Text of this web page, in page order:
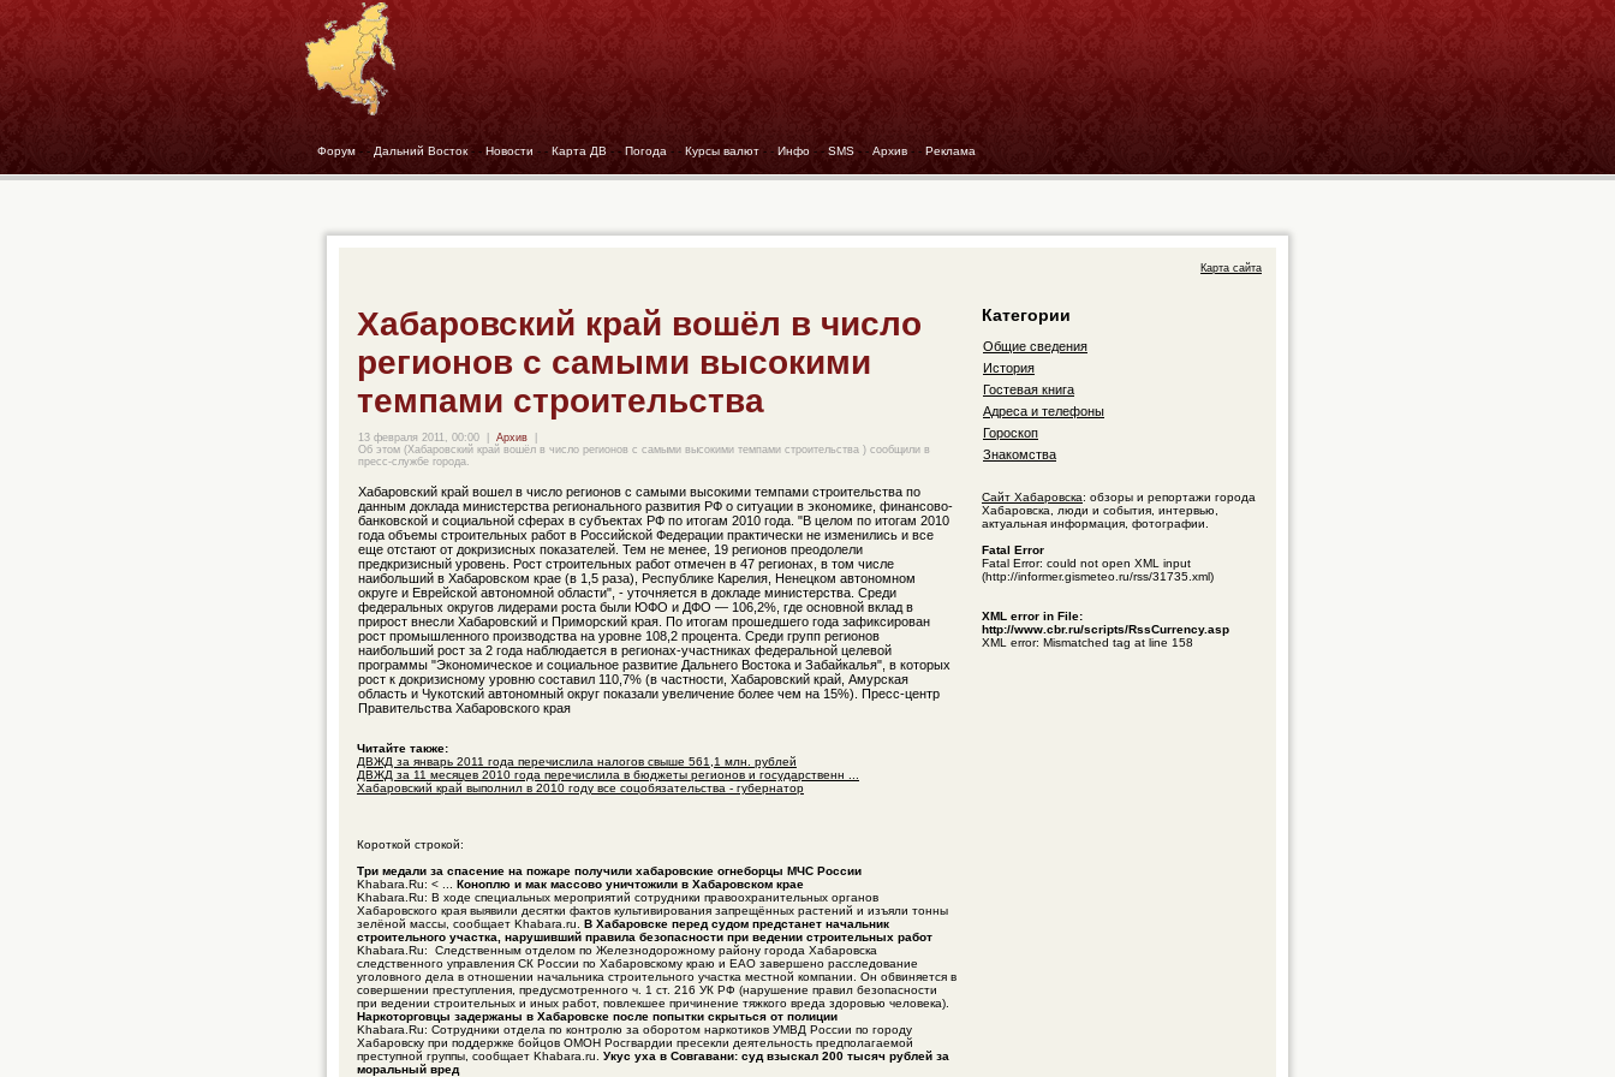
Форум - - Дальний Восток- - Новости - - Карта ДВ - - Погода - - Курсы валют - - Инфо - - SMS - - Архив - - Реклама
Карта сайта
Хабаровский край вошёл в число
регионов с самыми высокими
темпами строительства
13 февраля 2011, 00:00 Архив
Об этом (Хабаровский край вошёл в число регионов с самыми высокими темпами строительства ) сообщили в
пресс-службе города.
Хабаровский край вошел в число регионов с самыми высокими темпами строительства по
данным доклада министерства регионального развития РФ о ситуации в экономике, финансово-
банковской и социальной сферах в субъектах РФ по итогам 2010 года. "В целом по итогам 2010
года объемы строительных работ в Российской Федерации практически не изменились и все
еще отстают от докризисных показателей. Тем не менее, 19 регионов преодолели
предкризисный уровень. Рост строительных работ отмечен в 47 регионах, в том числе
наибольший в Хабаровском крае (в 1,5 раза), Республике Карелия, Ненецком автономном
округе и Еврейской автономной области", - уточняется в докладе министерства. Среди
федеральных округов лидерами роста были ЮФО и ДФО — 106,2%, где основной вклад в
прирост внесли Хабаровский и Приморский края. По итогам прошедшего года зафиксирован
рост промышленного производства на уровне 108,2 процента. Среди групп регионов
наибольший рост за 2 года наблюдается в регионах-участниках федеральной целевой
программы "Экономическое и социальное развитие Дальнего Востока и Забайкалья", в которых
рост к докризисному уровню составил 110,7% (в частности, Хабаровский край, Амурская
область и Чукотский автономный округ показали увеличение более чем на 15%). Пресс-центр
Правительства Хабаровского края
Читайте также:
ДВЖД за январь 2011 года перечислила налогов свыше 561,1 млн. рублей
ДВЖД за 11 месяцев 2010 года перечислила в бюджеты регионов и государственн ...
Хабаровский край выполнил в 2010 году все соцобязательства - губернатор
Короткой строкой:
Три медали за спасение на пожаре получили хабаровские огнеборцы МЧС России
Khabara.Ru: < ... Коноплю и мак массово уничтожили в Хабаровском крае
Khabara.Ru: В ходе специальных мероприятий сотрудники правоохранительных органов
Хабаровского края выявили десятки фактов культивирования запрещённых растений и изъяли тонны
зелёной массы, сообщает Khabara.ru. В Хабаровске перед судом предстанет начальник
строительного участка, нарушивший правила безопасности при ведении строительных работ
Khabara.Ru: Следственным отделом по Железнодорожному району города Хабаровска
следственного управления СК России по Хабаровскому краю и ЕАО завершено расследование
уголовного дела в отношении начальника строительного участка местной компании. Он обвиняется в
совершении преступления, предусмотренного ч. 1 ст. 216 УК РФ (нарушение правил безопасности
при ведении строительных и иных работ, повлекшее причинение тяжкого вреда здоровью человека).
Наркоторговцы задержаны в Хабаровске после попытки скрыться от полиции
Khabara.Ru: Сотрудники отдела по контролю за оборотом наркотиков УМВД России по городу
Хабаровску при поддержке бойцов ОМОН Росгвардии пресекли деятельность предполагаемой
преступной группы, сообщает Khabara.ru. Укус уха в Совгавани: суд взыскал 200 тысяч рублей за
моральный вред
Категории
Общие сведения
История
Гостевая книга
Адреса и телефоны
Гороскоп
Знакомства
Сайт Хабаровска: обзоры и репортажи города
Хабаровска, люди и события, интервью,
актуальная информация, фотографии.
Fatal Error
Fatal Error: could not open XML input
(http://informer.gismeteo.ru/rss/31735.xml)
XML error in File:
http://www.cbr.ru/scripts/RssCurrency.asp
XML error: Mismatched tag at line 158